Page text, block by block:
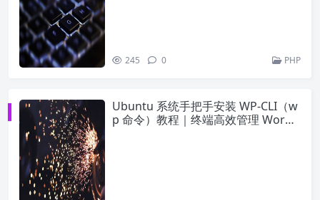
245 0 PHP
Ubuntu 系统手把手安装 WP-CLI（w
p 命令）教程｜终端高效管理 WordP